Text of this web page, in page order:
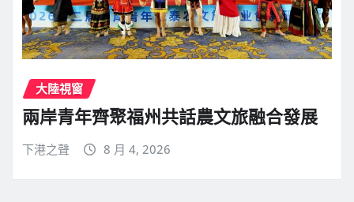
大陸視窗
兩岸青年齊聚福州共話農文旅融合發展
下港之聲 8 月 4, 2026